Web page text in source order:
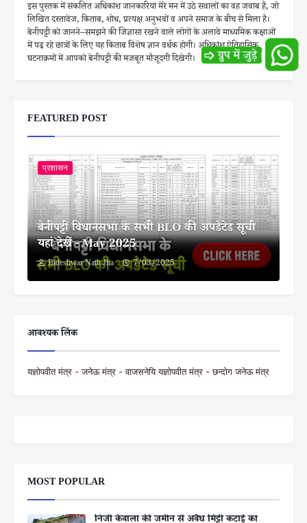
इस पुस्तक में संकलित अधिकांश जानकारियां मेरे मन में उठे सवालों का वह जवाब है, जो
लिखित दस्तावेज, किताब, शोध, प्रत्यक्ष अनुभवों व अपने समाज के बीच से मिला है।
बेनीपट्टी को जानने–समझने की जिज्ञासा रखने वाले लोगों के अलावे माध्यमिक कक्षाओं
में पढ़ रहे छात्रों के लिए यह किताब विशेष ज्ञान वर्धक होगी। अधिकांश ऐतिहासिक
घटनाक्रमों में आपको बेनीपट्टी की मजबूत मौजूदगी दिखेगी।
FEATURED POST
प्रशासन
बेनीपट्टी विधानसभा के सभी BLO की अपडेटेड सूची
यहां देखें - May 2025
Bideshwar Nath Jha 7/03/2025
आवश्यक लिंक
यज्ञोपवीत मंत्र - जनेऊ मंत्र - वाजसनेयि यज्ञोपवीत मंत्र - छन्दोग जनेऊ मंत्र
MOST POPULAR